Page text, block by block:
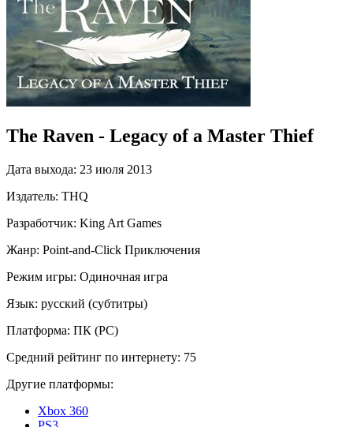
The Raven - Legacy of a Master Thief
Дата выхода: 23 июля 2013
Издатель: THQ
Разработчик: King Art Games
Жанр: Point-and-Click Приключения
Режим игры: Одиночная игра
Язык: русский (субтитры)
Платформа: ПК (PC)
Средний рейтинг по интернету: 75
Другие платформы:
Xbox 360